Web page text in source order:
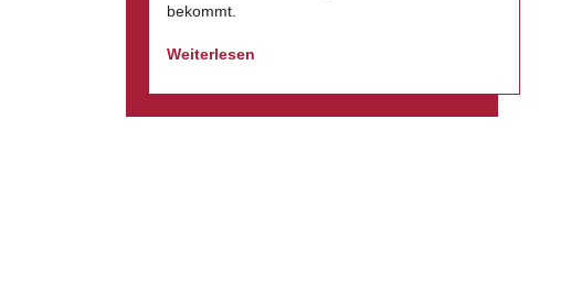
bekommt.
Weiterlesen